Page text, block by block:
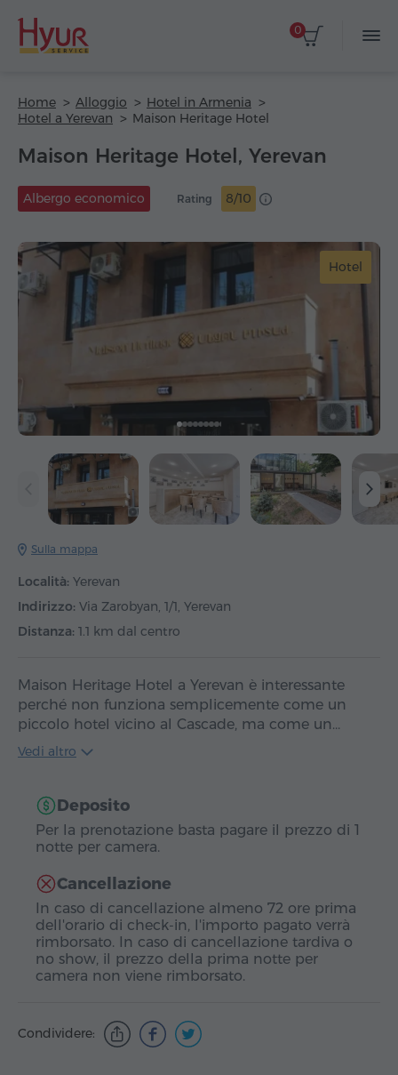
0
Home Alloggio
Hotel in Armenia
Hotel a Yerevan
Maison Heritage Hotel
Maison Heritage Hotel, Yerevan
Albergo economico Rating 8/10
Hotel
Sulla mappa
Località: Yerevan
Indirizzo: Via Zarobyan, 1/1, Yerevan
Distanza: 1.1 km dal centro
Maison Heritage Hotel a Yerevan è interessante
perché non funziona semplicemente come un
piccolo hotel vicino al Cascade, ma come un…
Vedi altro
Deposito
Per la prenotazione basta pagare il prezzo di 1
notte per camera.
Cancellazione
In caso di cancellazione almeno 72 ore prima
dell'orario di check-in, l'importo pagato verrà
rimborsato. In caso di cancellazione tardiva o
no show, il prezzo della prima notte per
camera non viene rimborsato.
Condividere: